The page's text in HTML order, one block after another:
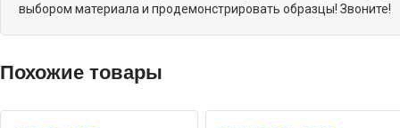
выбором материала и продемонстрировать образцы! Звоните!
Похожие товары